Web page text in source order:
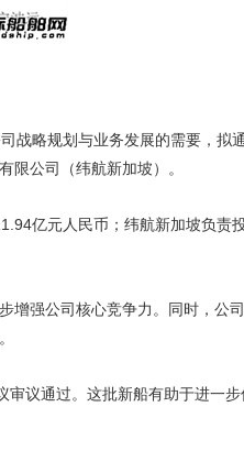
战略规划与业务发展的需要，拟
限公司（纬航新加坡）。
亿元人民币；纬航新加坡负责
增强公司核心竞争力。同时，公
议通过。这批新船有助于进一步